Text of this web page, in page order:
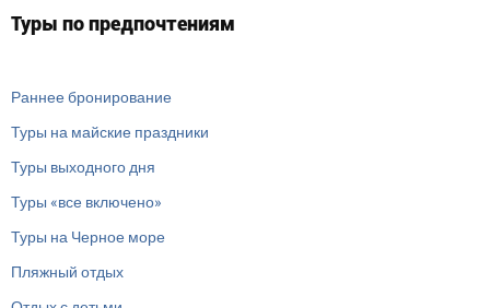
Туры по предпочтениям
Раннее бронирование
Туры на майские праздники
Туры выходного дня
Туры «все включено»
Туры на Черное море
Пляжный отдых